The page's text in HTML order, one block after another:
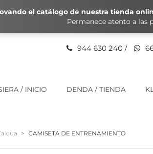
944 630 240 /
/ INICIO DENDA / TIENDA
> CAMISETA DE ENTRENAMIENTO
el catálogo de nuestra tienda
Permanece atento a las